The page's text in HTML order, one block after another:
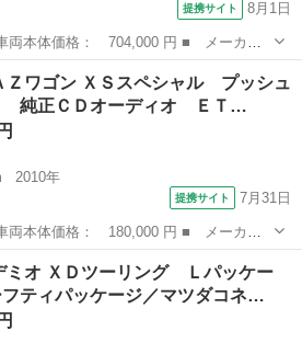
提携サイト 8月1日
ミオ ■ グレード名： ＸＤツーリン
全方位カメラ／ｉ－ＡＣＴＩＶＳＥＮ
Ｚワゴン ＸＳスペシャル プッシュ
純正ＣＤオーディオ ＥＴ…
2010年
提携サイト 7月31日
Ｚワゴン ■ グレード名： ＸＳスペ
純正ＣＤオーディオ ＥＴＣ スマート
ン
ミオ ＸＤツーリング Ｌパッケー
ティパッケージ／マツダコネ…